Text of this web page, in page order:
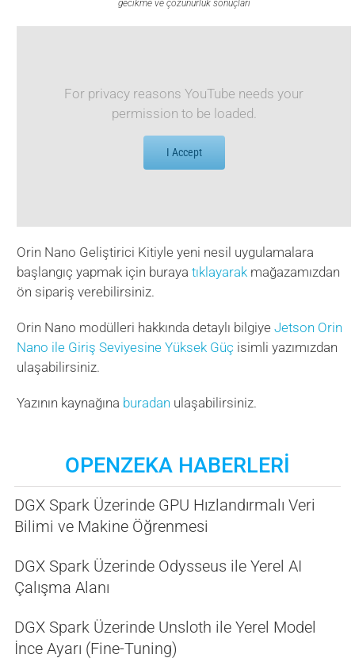
gecikme ve çözünürlük sonuçları
For privacy reasons YouTube needs your
permission to be loaded.
I Accept
Orin Nano Geliştirici Kitiyle yeni nesil uygulamalara
başlangıç yapmak için burayatıklayarak mağazamızdan
ön sipariş verebilirsiniz.
Orin Nano modülleri hakkında detaylı bilgiye Jetson Orin
Nano ile Giriş Seviyesine Yüksek Güç isimli yazımızdan
ulaşabilirsiniz.
Yazının kaynağına buradan ulaşabilirsiniz.
OPENZEKA HABERLERİ
DGX Spark Üzerinde GPU Hızlandırmalı Veri
Bilimi ve Makine Öğrenmesi
DGX Spark Üzerinde Odysseus ile Yerel AI
Çalışma Alanı
DGX Spark Üzerinde Unsloth ile Yerel Model
İnce Ayarı (Fine-Tuning)